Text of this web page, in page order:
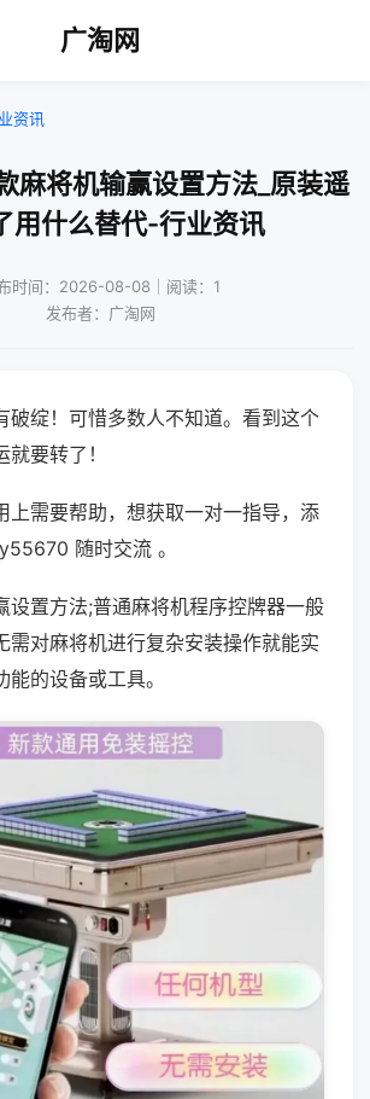
广淘网
资讯
麻将机输赢设置方法_原装遥
用什么替代-行业资讯
时间：2026-08-08｜阅读：1
发布者：广淘网
破绽！可惜多数人不知道。看到这个
要转了！
上需要帮助，想获取一对一指导，添
随时交流 。
设置方法;普通麻将机程序控牌器一般
需对麻将机进行复杂安装操作就能实
的设备或工具。